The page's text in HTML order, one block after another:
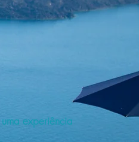
experiência